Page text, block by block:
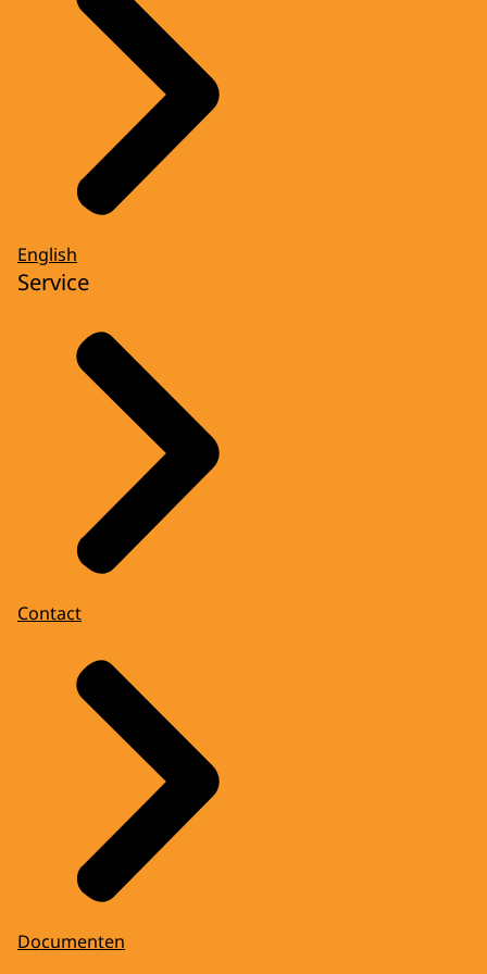
grootschalig onrust uit na de dood van de
zwarte tiener Michael Brown. Maar 2014 zal
voor Nederland vooral de geschiedenis
ingaan als het jaar van Ruslands annexatie
van de Krim en het neerhalen van vlucht
MH17 waarbij alle 298 inzittenden om het
leven komen.
Dat was 2014. We gaan het straks uiteraard
uitgebreid hebben over MH17. Eerst een
kwam een euromunt met uw gezicht erop.
Hoe was dat?
KONING WILLEM-ALEXANDER
Ja en dat was heel bijzonder met name
Erwin Olof als kunstenaar, een man die als
fotograaf bekend staat die geselecteerd
werd om de munt te maken. Dat vond ik
wel heel bijzonder.
Heeft u daar dan zelf nog inspraken in van
KONING WILLEM-ALEXANDER
Ik heb ze wel mogen zien. Ik heb zelf wel
commentaar op mogen geven. Maar
uiteindelijk is het de staatssecretaris
formeel die daarover bepaalt.
EDWIN EVERS
Maar u zegt niet van nou die lijkt echt voor
geen meter. Dat wordt hem niet.
KONING WILLEM-ALEXANDER
English
Service
Contact
Documenten